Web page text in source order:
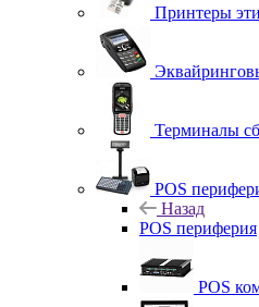
Принтеры
Терминалы
POS
Назад
POS периферия
POS